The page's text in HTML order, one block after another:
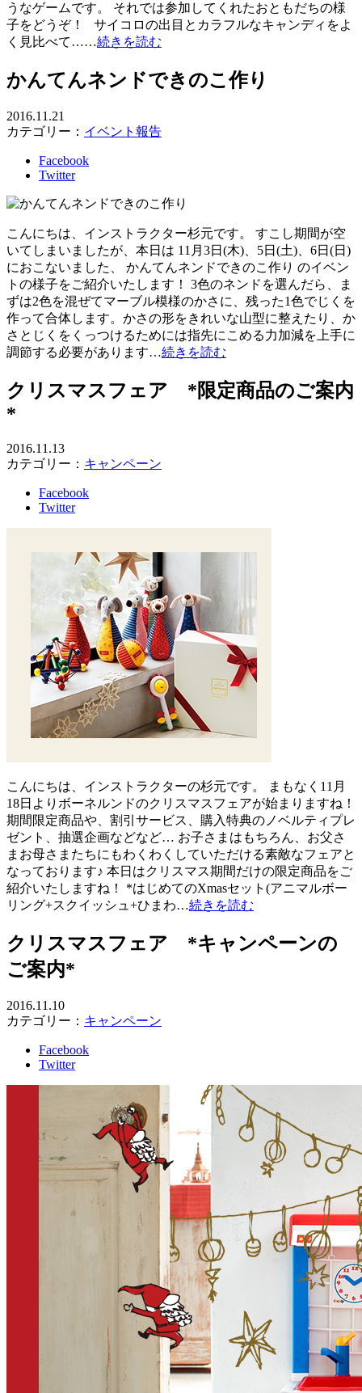
うなゲームです。 それでは参加してくれたおともだちの様
子をどうぞ！ サイコロの出目とカラフルなキャンディをよ
く見比べて……続きを読む
かんてんネンドできのこ作り
2016.11.21
カテゴリー： イベント報告
Facebook
Twitter
こんにちは、インストラクター杉元です。 すこし期間が空
いてしまいましたが、本日は 11月3日(木)、5日(土)、6日(日)
におこないました、 かんてんネンドできのこ作り のイベン
トの様子をご紹介いたします！ 3色のネンドを選んだら、ま
ずは2色を混ぜてマーブル模様のかさに、残った1色でじくを
作って合体します。かさの形をきれいな山型に整えたり、か
さとじくをくっつけるためには指先にこめる力加減を上手に
調節する必要があります…続きを読む
クリスマスフェア *限定商品のご案内
*
2016.11.13
カテゴリー： キャンペーン
Facebook
Twitter
こんにちは、インストラクターの杉元です。 まもなく11月
18日よりボーネルンドのクリスマスフェアが始まりますね！
期間限定商品や、割引サービス、購入特典のノベルティプレ
ゼント、抽選企画などなど… お子さまはもちろん、お父さ
まお母さまたちにもわくわくしていただける素敵なフェアと
なっております♪ 本日はクリスマス期間だけの限定商品をご
紹介いたしますね！ *はじめてのXmasセット(アニマルボー
リング+スクイッシュ+ひまわ…続きを読む
クリスマスフェア *キャンペーンの
ご案内*
2016.11.10
カテゴリー： キャンペーン
Facebook
Twitter